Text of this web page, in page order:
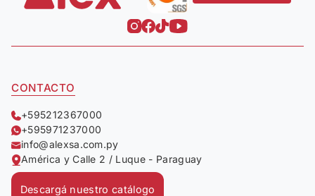
CONTACTO
+595212367000
+595971237000
info@alexsa.com.py
América y Calle 2 / Luque - Paraguay
Descargá nuestro catálogo